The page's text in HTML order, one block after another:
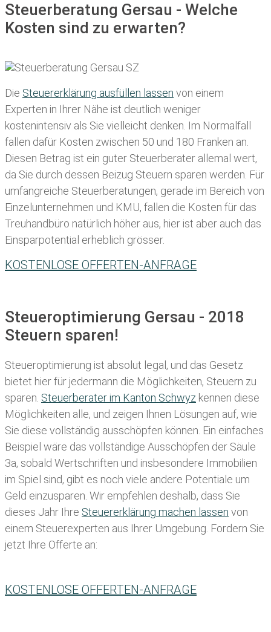
Steuerberatung Gersau - Welche
Kosten sind zu erwarten?
Die Steuererklärung ausfüllen lassen von einem
Experten in Ihrer Nähe ist deutlich weniger
kostenintensiv als Sie vielleicht denken. Im Normalfall
fallen dafür Kosten zwischen 50 und 180 Franken an.
Diesen Betrag ist ein guter Steuerberater allemal wert,
da Sie durch dessen Beizug Steuern sparen werden. Für
umfangreiche Steuerberatungen, gerade im Bereich von
Einzelunternehmen und KMU, fallen die Kosten für das
Treuhandbüro natürlich höher aus, hier ist aber auch das
Einsparpotential erheblich grösser.
KOSTENLOSE OFFERTEN-ANFRAGE
Steueroptimierung Gersau - 2018
Steuern sparen!
Steueroptimierung ist absolut legal, und das Gesetz
bietet hier für jedermann die Möglichkeiten, Steuern zu
sparen. Steuerberater im K anton Schwyz kennen diese
Möglichkeiten alle, und zeigen Ihnen Lösungen auf, wie
Sie diese vollständig ausschöpfen können. Ein einfaches
Beispiel wäre das vollständige Ausschöpfen der Säule
3a, sobald Wertschriften und insbesondere Immobilien
im Spiel sind, gibt es noch viele andere Potentiale um
Geld einzusparen. Wir empfehlen deshalb, dass Sie
dieses Jahr Ihre Steuererklärung machen lassen von
einem Steuerexperten aus Ihrer Umgebung. Fordern Sie
jetzt Ihre Offerte an:
KOSTENLOSE OFFERTEN-ANFRAGE